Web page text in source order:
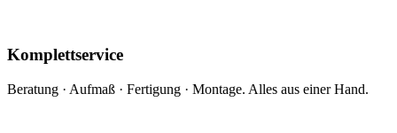
Komplettservice
Beratung · Aufmaß · Fertigung · Montage. Alles aus einer Hand.